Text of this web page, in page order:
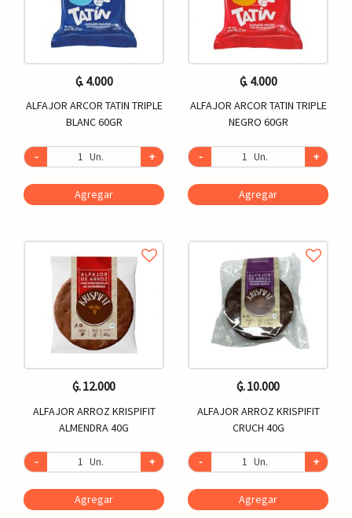
₲. 4.000
ALFAJOR ARCOR TATIN TRIPLE
BLANC 60GR
- Un. +
Agregar
₲. 4.000
ALFAJOR ARCOR TATIN TRIPLE
NEGRO 60GR
- Un. +
Agregar
₲. 12.000
ALFAJOR ARROZ KRISPIFIT
ALMENDRA 40G
- Un. +
Agregar
₲. 10.000
ALFAJOR ARROZ KRISPIFIT
CRUCH 40G
- Un. +
Agregar